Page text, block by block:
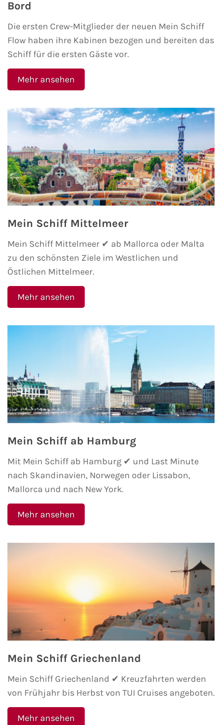
Bord
Die ersten Crew-Mitglieder der neuen Mein Schiff
Flow haben ihre Kabinen bezogen und bereiten das
Schiff für die ersten Gäste vor.
Mehr ansehen
Mein Schiff Mittelmeer
Mein Schiff Mittelmeer ✔ ab Mallorca oder Malta
zu den schönsten Ziele im Westlichen und
Östlichen Mittelmeer.
Mehr ansehen
Mein Schiff ab Hamburg
Mit Mein Schiff ab Hamburg ✔ und Last Minute
nach Skandinavien, Norwegen oder Lissabon,
Mallorca und nach New York.
Mehr ansehen
Mein Schiff Griechenland
Mein Schiff Griechenland ✔ Kreuzfahrten werden
von Frühjahr bis Herbst von TUI Cruises angeboten.
Mehr ansehen